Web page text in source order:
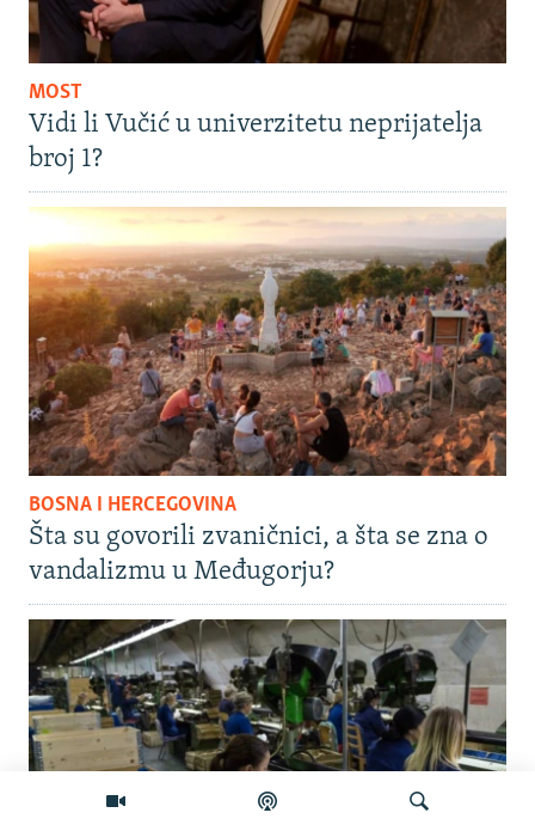
MOST
Vidi li Vučić u univerzitetu neprijatelja
broj 1?
BOSNA I HERCEGOVINA
Šta su govorili zvaničnici, a šta se zna o
vandalizmu u Međugorju?